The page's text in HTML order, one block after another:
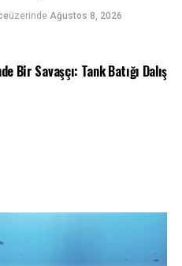
üzerinde Ağustos 8, 2026
Bir Savaşçı: Tank Batığı Dalış